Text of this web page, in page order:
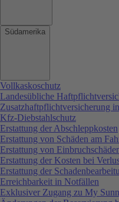
Südamerika
Vollkaskoschutz
Landesübliche
Zusatzhaftpflichtversicherung
Kfz-Diebstahlschutz
Erstattung der Abschleppkosten
Erstattung von Schäden am
Erstattung von
Erstattung der Kosten bei
Erstattung der
Erreichbarkeit in Notfällen
Exklusiver Zugang zu My